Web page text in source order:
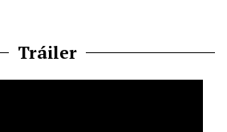
Tráiler